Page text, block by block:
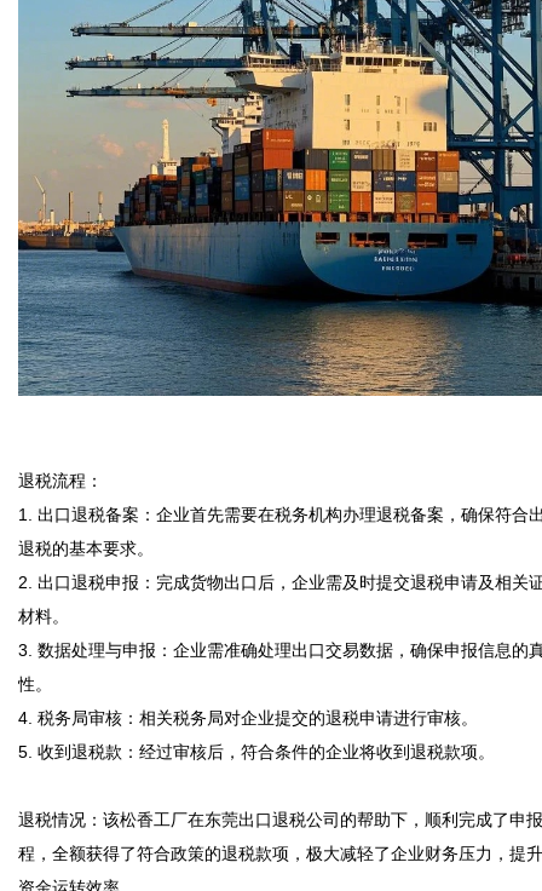
退税流程：
1. 出口退税备案：企业首先需要在税务机构办理退税备案，确保符合
退税的基本要求。
2. 出口退税申报：完成货物出口后，企业需及时提交退税申请及相关
材料。
3. 数据处理与申报：企业需准确处理出口交易数据，确保申报信息的
性。
4. 税务局审核：相关税务局对企业提交的退税申请进行审核。
5. 收到退税款：经过审核后，符合条件的企业将收到退税款项。
退税情况：该松香工厂在东莞出口退税公司的帮助下，顺利完成了申
程，全额获得了符合政策的退税款项，极大减轻了企业财务压力，提